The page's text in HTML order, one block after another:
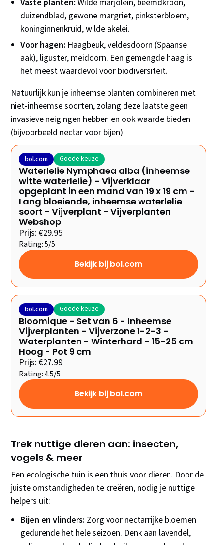
Vaste planten: Wilde marjolein, beemdkroon,
duizendblad, gewone margriet, pinksterbloem,
koninginnenkruid, wilde akelei.
Voor hagen: Haagbeuk, veldesdoorn (Spaanse
aak), liguster, meidoorn. Een gemengde haag is
het meest waardevol voor biodiversiteit.
Natuurlijk kun je inheemse planten combineren met
niet-inheemse soorten, zolang deze laatste geen
invasieve neigingen hebben en ook waarde bieden
(bijvoorbeeld nectar voor bijen).
bol.com Goede keuze
Waterlelie Nymphaea alba (inheemse
witte waterlelie) - Vijverklaar
opgeplant in een mand van 19 x 19 cm -
Lang bloeiende, inheemse waterlelie
soort - Vijverplant - Vijverplanten
Webshop
Prijs: €29.95
Rating: 5/5
Bekijk bij bol.com
bol.com Goede keuze
Bloomique - Set van 6 - Inheemse
Vijverplanten - Vijverzone 1-2-3 -
Waterplanten - Winterhard - 15-25 cm
Hoog - Pot 9 cm
Prijs: €27.99
Rating: 4.5/5
Bekijk bij bol.com
Trek nuttige dieren aan: insecten,
vogels & meer
Een ecologische tuin is een thuis voor dieren. Door de
juiste omstandigheden te creëren, nodig je nuttige
helpers uit:
Bijen en vlinders: Zorg voor nectarrijke bloemen
gedurende het hele seizoen. Denk aan lavendel,